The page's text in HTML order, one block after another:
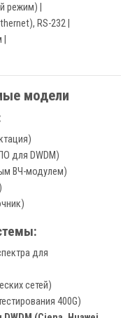
режим) |
RS-232 |
модели
для DWDM)
ВЧ-модулем)
для
сетей)
400G)